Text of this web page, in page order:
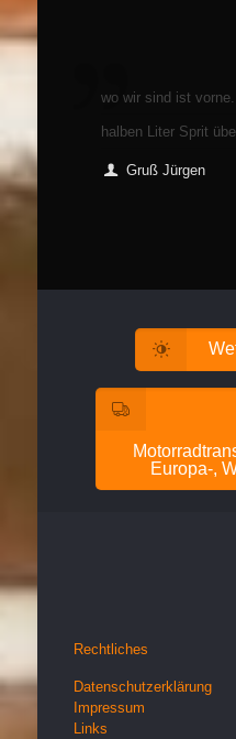
wo wir sind ist
halben Liter Sprit
Gruß Jürgen
Europa-,
Rechtliches
Datenschutzerklärung
Impressum
Links